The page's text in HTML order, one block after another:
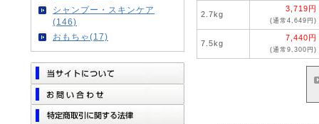
シャンプー・スキンケア
(146)
おもちゃ(17)
2.7kg
3,719円
(通常4,649円)
7.5kg
7,440円
(通常9,300円)